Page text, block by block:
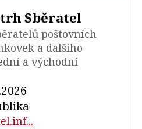
Sběratel
poštovních
a dalšího
a východní